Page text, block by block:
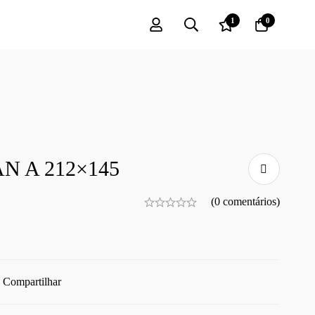
1 0
A 212×145
(0 comentários)
Compartilhar